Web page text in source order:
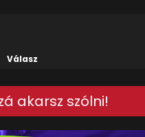
Válasz
akarsz szólni!